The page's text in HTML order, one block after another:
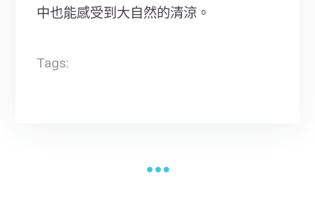
中也能感受到大自然的清涼。
Tags: